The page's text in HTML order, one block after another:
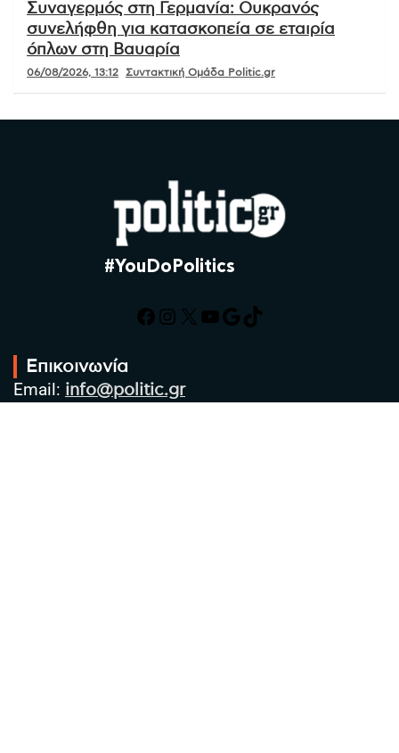
Συναγερμός στη Γερμανία: Ουκρανός
συνελήφθη για κατασκοπεία σε εταιρία
όπλων στη Βαυαρία
06/08/2026, 13:12 Συντακτική Ομάδα Politic.gr
#YouDoPolitics
Facebook
Instagram
X YouTube
Google
TikTok
Επικοινωνία
Email: info@politic.gr